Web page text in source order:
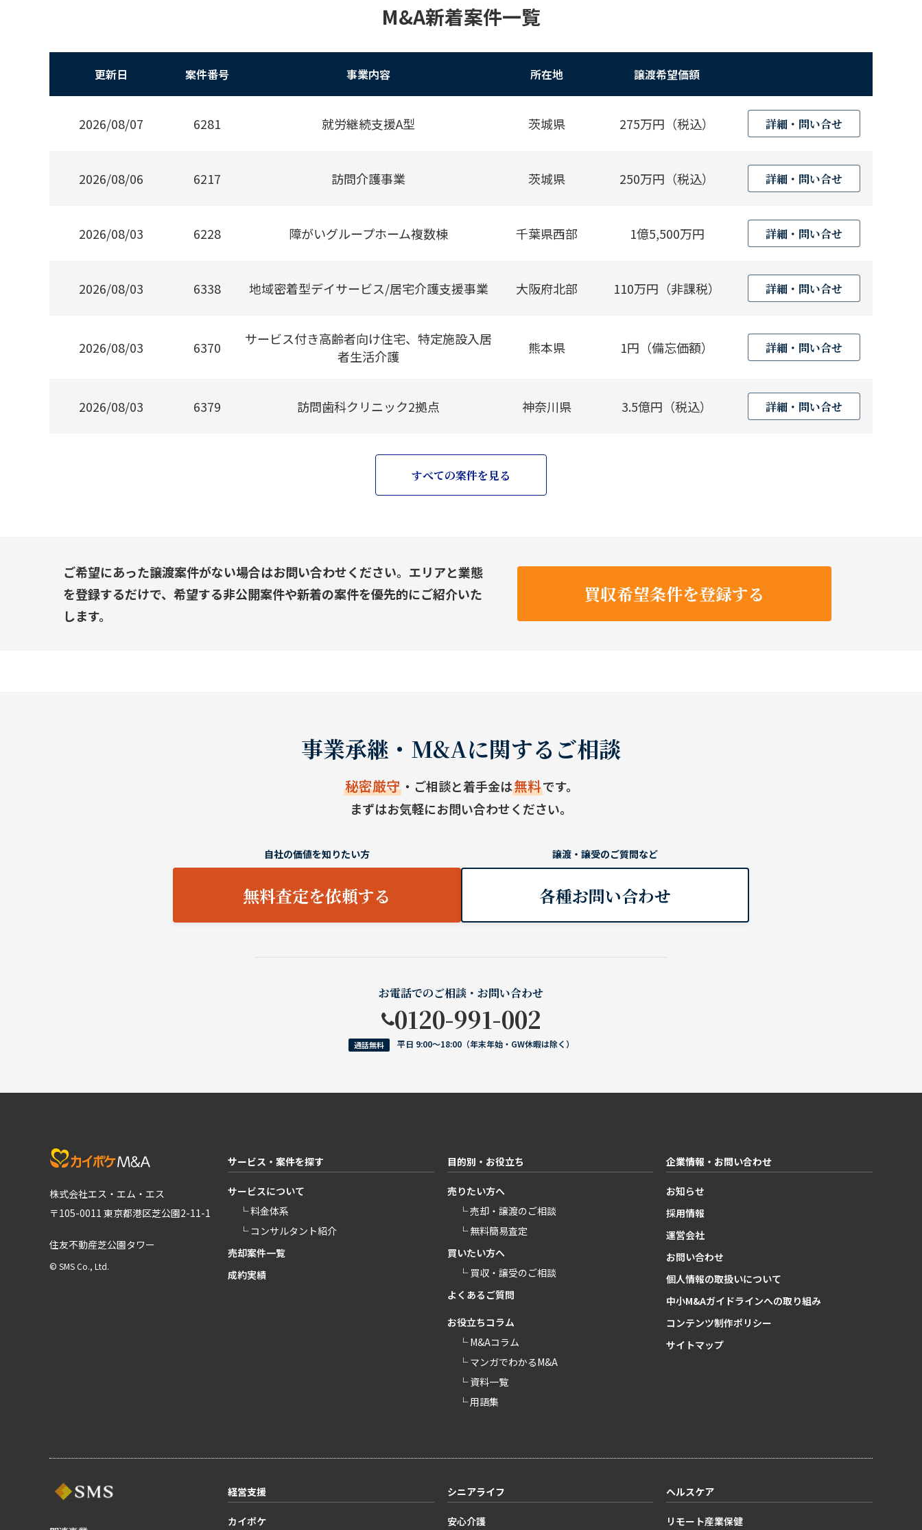
M&A新着案件一覧
更新日 案件番号 事業内容 所在地 譲渡希望価額
2026/08/07 6281 就労継続支援A型 茨城県 275万円（税込） 詳細・問い合せ
2026/08/06 6217 訪問介護事業 茨城県 250万円（税込） 詳細・問い合せ
2026/08/03 6228 障がいグループホーム複数棟 千葉県西部 1億5,500万円 詳細・問い合せ
2026/08/03 6338 地域密着型デイサービス/居宅介護支援事業 大阪府北部 110万円（非課税） 詳細・問い合せ
2026/08/03 6370
サービス付き高齢者向け住宅、特定施設入居
者生活介護
熊本県 1円（備忘価額） 詳細・問い合せ
2026/08/03 6379 訪問歯科クリニック2拠点 神奈川県 3.5億円（税込） 詳細・問い合せ
すべての案件を見る
ご希望にあった譲渡案件がない場合はお問い合わせください。エリアと業態
を登録するだけで、希望する非公開案件や新着の案件を優先的にご紹介いた
します。
買収希望条件を登録する
事業承継・M&Aに関するご相談
秘密厳守 ・ご相談と着手金は無料です。
まずはお気軽にお問い合わせください。
自社の価値を知りたい方
無料査定を依頼する
譲渡・譲受のご質問など
各種お問い合わせ
お電話でのご相談・お問い合わせ
0120-991-002
通話無料 平日 9:00〜18:00（年末年始・GW休暇は除く）
株式会社エス・エム・エス
〒105-0011 東京都港区芝公園2-11-1
住友不動産芝公園タワー
© SMS Co., Ltd.
サービス・案件を探す
サービスについて
└ 料金体系
└ コンサルタント紹介
売却案件一覧
成約実績
目的別・お役立ち
売りたい方へ
└ 売却・譲渡のご相談
└ 無料簡易査定
買いたい方へ
└ 買収・譲受のご相談
よくあるご質問
お役立ちコラム
└ M&Aコラム
└ マンガでわかるM&A
└ 資料一覧
└ 用語集
企業情報・お問い合わせ
お知らせ
採用情報
運営会社
お問い合わせ
個人情報の取扱いについて
中小M&Aガイドラインへの取り組み
コンテンツ制作ポリシー
サイトマップ
経営支援
カイポケ
シニアライフ
安心介護
ヘルスケア
リモート産業保健